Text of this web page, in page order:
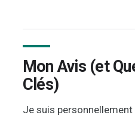
Mon Avis (et
Clés)
Je suis personnellement